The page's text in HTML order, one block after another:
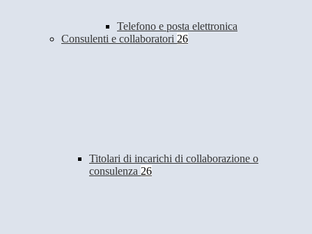
Telefono e posta elettronica
Consulenti e collaboratori 26
Titolari di incarichi di collaborazione o
consulenza 26